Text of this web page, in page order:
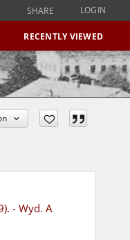
SHARE LOGIN
RECENTLY VIEWED
- Wyd. A